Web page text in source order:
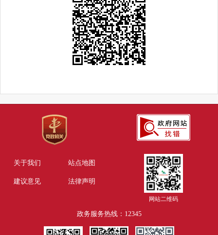
关于我们 站点地图
建议意见 法律声明
网站二维码
政务服务热线：12345